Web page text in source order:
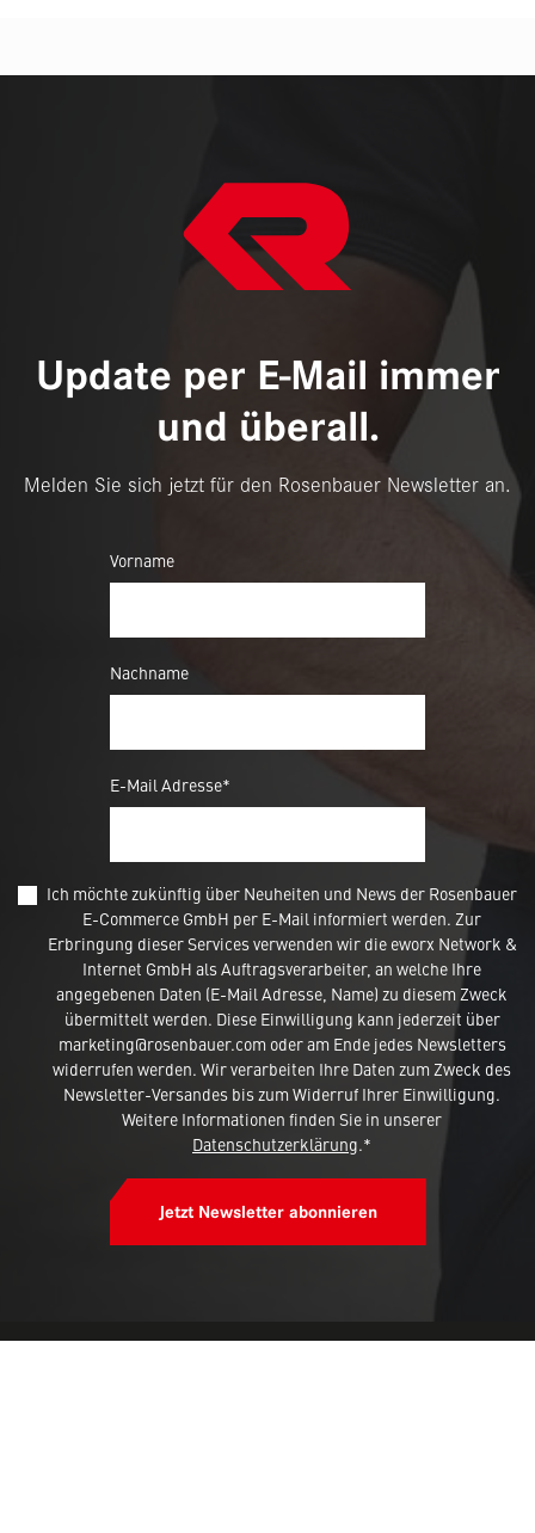
Update per E-Mail immer
und überall.
Melden Sie sich jetzt für den Rosenbauer Newsletter an.
Vorname
Nachname
E-Mail Adresse*
Ich möchte zukünftig über Neuheiten und News der Rosenbauer
E-Commerce GmbH per E-Mail informiert werden. Zur
Erbringung dieser Services verwenden wir die eworx Network &
Internet GmbH als Auftragsverarbeiter, an welche Ihre
angegebenen Daten (E-Mail Adresse, Name) zu diesem Zweck
übermittelt werden. Diese Einwilligung kann jederzeit über
marketing@rosenbauer.com oder am Ende jedes Newsletters
widerrufen werden. Wir verarbeiten Ihre Daten zum Zweck des
Newsletter-Versandes bis zum Widerruf Ihrer Einwilligung.
Weitere Informationen finden Sie in unserer
Datenschutzerklärung.*
Jetzt Newsletter abonnieren